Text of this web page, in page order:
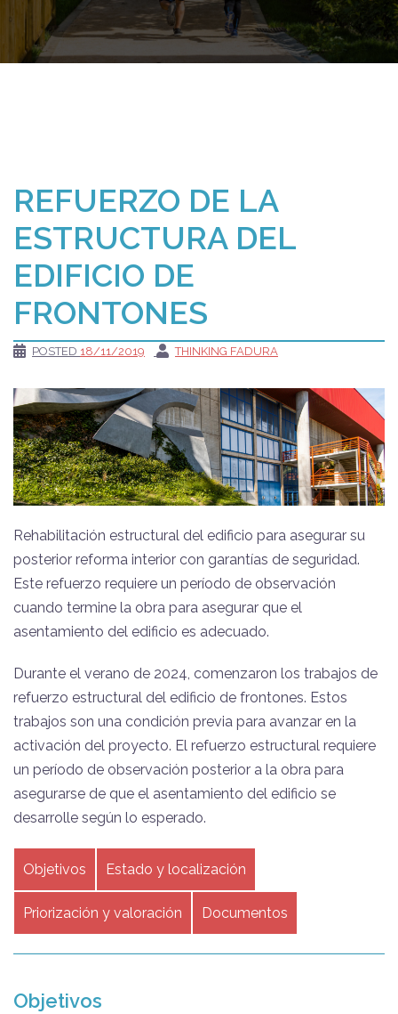
REFUERZO DE LA
ESTRUCTURA DEL
EDIFICIO DE
FRONTONES
POSTED 18/11/2019 THINKING FADURA
Rehabilitación estructural del edificio para asegurar su
posterior reforma interior con garantías de seguridad.
Este refuerzo requiere un período de observación
cuando termine la obra para asegurar que el
asentamiento del edificio es adecuado.
Durante el verano de 2024, comenzaron los trabajos de
refuerzo estructural del edificio de frontones. Estos
trabajos son una condición previa para avanzar en la
activación del proyecto. El refuerzo estructural requiere
un período de observación posterior a la obra para
asegurarse de que el asentamiento del edificio se
desarrolle según lo esperado.
Objetivos Estado y localización
Priorización y valoración Documentos
Objetivos